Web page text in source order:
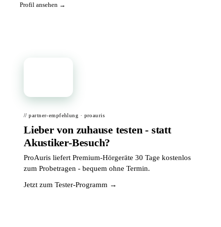
Profil ansehen →
// partner-empfehlung · proauris
Lieber von zuhause testen - statt
Akustiker-Besuch?
ProAuris liefert Premium-Hörgeräte 30 Tage kostenlos
zum Probetragen - bequem ohne Termin.
Jetzt zum Tester-Programm →